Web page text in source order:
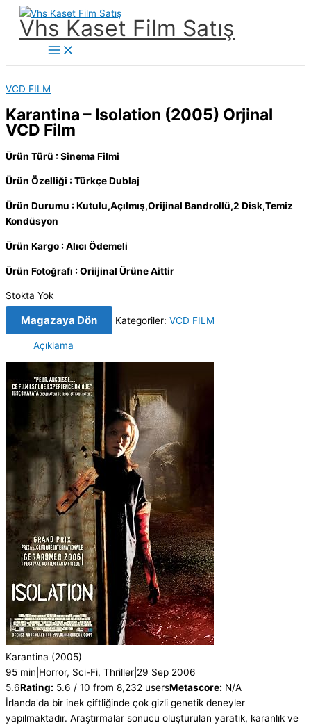
İçeriğe
Vhs Kaset Film Satış
Main
Menu
VCD FILM
Karantina – Isolation (2005) Orjinal
VCD Film
Ürün Türü : Sinema Filmi
Ürün Özelliği : Türkçe Dublaj
Ürün Durumu : Kutulu,Açılmış,Orijinal Bandrollü,2 Disk,Temiz
Kondüsyon
Ürün Kargo : Alıcı Ödemeli
Ürün Fotoğrafı : Oriijinal Ürüne Aittir
Stokta Yok
Magazaya Dön Kategoriler: VCD FILM
Açıklama
Karantina (2005)
95 min Horror, Sci-Fi, Thriller 29 Sep 2006
5.6Rating: 5.6 / 10 from 8,232 usersMetascore: N/A
İrlanda'da bir inek çiftliğinde çok gizli genetik deneyler
yapılmaktadır. Araştırmalar sonucu oluşturulan yaratık, karanlık ve